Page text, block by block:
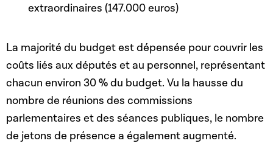
extraordinaires (147.000 euros)
La majorité du budget est dépensée pour couvrir les
coûts liés aux députés et au personnel, représentant
chacun environ 30 % du budget. Vu la hausse du
nombre de réunions des commissions
parlementaires et des séances publiques, le nombre
de jetons de présence a également augmenté.